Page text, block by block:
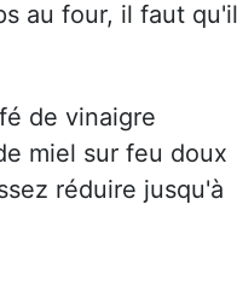
au four, il faut
de vinaigre
miel sur feu doux
réduire jusqu'à